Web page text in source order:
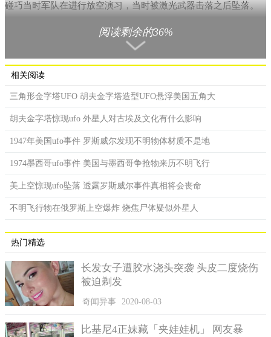
碰巧当时军队在进行放空演习，当时被激光武器击落之后坠落。
当时的驻军赶往坠落现场进行调查，发现有一个载人的密封
舱没有受到严重的损坏，而里面竟然坐着一个“婴儿”。该UFO的
也被送往前苏联国防部一个绝对机密的生物实验基地，在特殊的
1983年出现UFO差点引发战争
1983年的10月5号，这个日子在苏联的军界绝对特殊难以忘
个意外如此发生，后果将不堪设想。
阅读剩余的36%
相关阅读
三角形金字塔UFO 胡夫金字塔造型UFO悬浮美国五角大
胡夫金字塔惊现ufo 外星人对古埃及文化有什么影响
1947年美国ufo事件 罗斯威尔发现不明物体材质不是地
1974墨西哥ufo事件 美国与墨西哥争抢物来历不明飞行
美上空惊现ufo坠落 透露罗斯威尔事件真相将会丧命
不明飞行物在俄罗斯上空爆炸 烧焦尸体疑似外星人
热门精选
长发女子遭胶水浇头突袭 头皮二度烧伤
被迫剃发
奇闻异事 2020-08-03
比基尼4正妹藏「夹娃娃机」 网友暴